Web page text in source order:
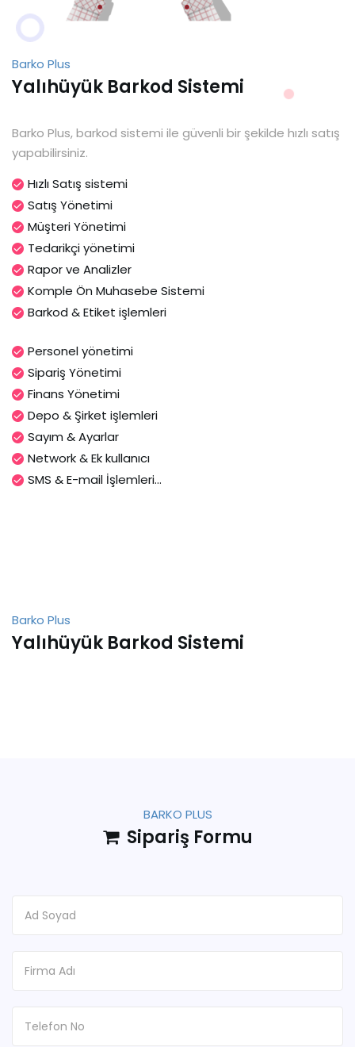
Barko Plus
Yalıhüyük Barkod Sistemi
Barko Plus, barkod sistemi ile güvenli bir şekilde hızlı satış
yapabilirsiniz.
Hızlı Satış sistemi
Satış Yönetimi
Müşteri Yönetimi
Tedarikçi yönetimi
Rapor ve Analizler
Komple Ön Muhasebe Sistemi
Barkod & Etiket işlemleri
Personel yönetimi
Sipariş Yönetimi
Finans Yönetimi
Depo & Şirket işlemleri
Sayım & Ayarlar
Network & Ek kullanıcı
SMS & E-mail İşlemleri...
Barko Plus
Yalıhüyük Barkod Sistemi
BARKO PLUS
Sipariş Formu